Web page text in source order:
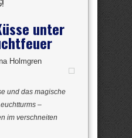
unter
Holmgren
und das magische
–
im verschneiten